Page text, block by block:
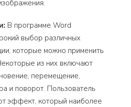
В программе Word
выбор различных
которые можно применить
из них включают
перемещение,
и поворот. Пользователь
эффект, который наиболее